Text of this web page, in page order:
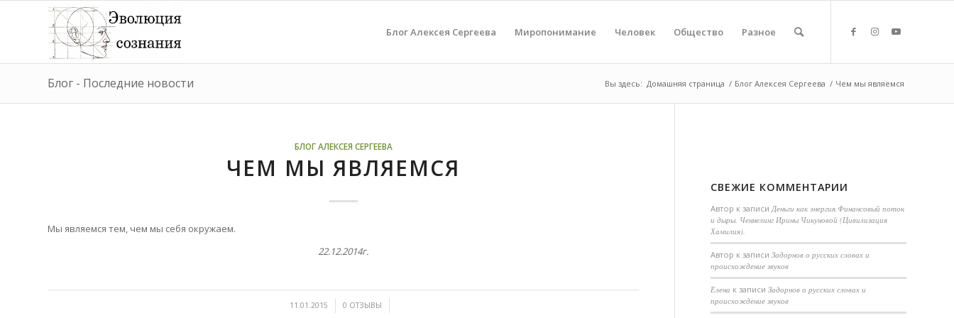
Блог Алексея Сергеева Миропонимание Человек Общество Разное
Блог - Последние новости Вы здесь: Домашняя страница / Блог Алексея Сергеева / Чем мы являемся
БЛОГ АЛЕКСЕЯ СЕРГЕЕВА
ЧЕМ МЫ ЯВЛЯЕМСЯ
Мы являемся тем, чем мы себя окружаем.
22.12.2014г.
11.01.2015
/ 0 ОТЗЫВЫ
/
СВЕЖИЕ КОММЕНТАРИИ
Автор к записиДеньги как энергия.Финансовый поток
и дыры. Ченнелинг Ирины Чикуновой (Цивилизация
Хамилия).
Aвтор к записиЗадорнов о русских словах и
происхождение звуков
Елена к записиЗадорнов о русских словах и
происхождение звуков